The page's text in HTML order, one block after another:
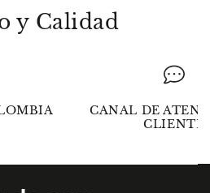
y Calidad
CANAL DE
CLIENTE